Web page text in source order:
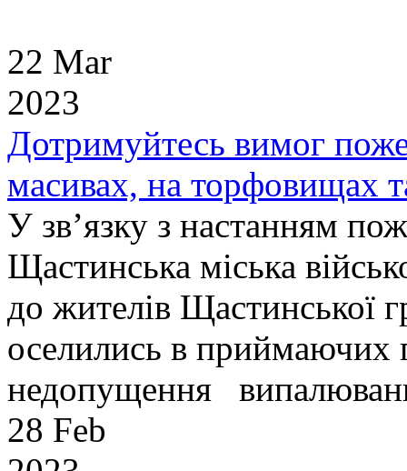
22 Mar
2023
Дотримуйтесь вимог
масивах, на торфовищах
У зв’язку з настанням
Щастинська міська
до жителів Щастинської
оселились в
недопущення
28 Feb